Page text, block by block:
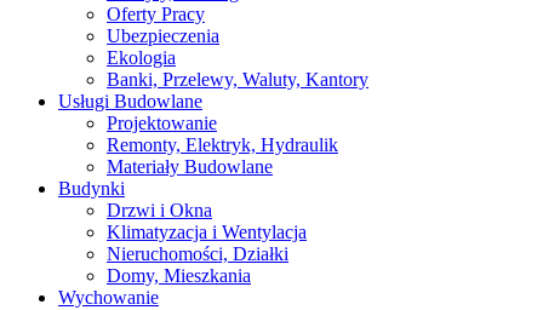
Oferty Pracy
Ubezpieczenia
Ekologia
Banki, Przelewy, Waluty, Kantory
Usługi Budowlane
Projektowanie
Remonty, Elektryk, Hydraulik
Materiały Budowlane
Budynki
Drzwi i Okna
Klimatyzacja i Wentylacja
Nieruchomości, Działki
Domy, Mieszkania
Wychowanie